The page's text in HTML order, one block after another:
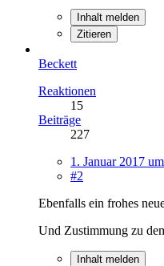
Inhalt melden
Zitieren
Beckett
Reaktionen
15
Beiträge
227
1. Januar 2017
#2
Ebenfalls ein frohes
Und Zustimmung zu
Inhalt melden